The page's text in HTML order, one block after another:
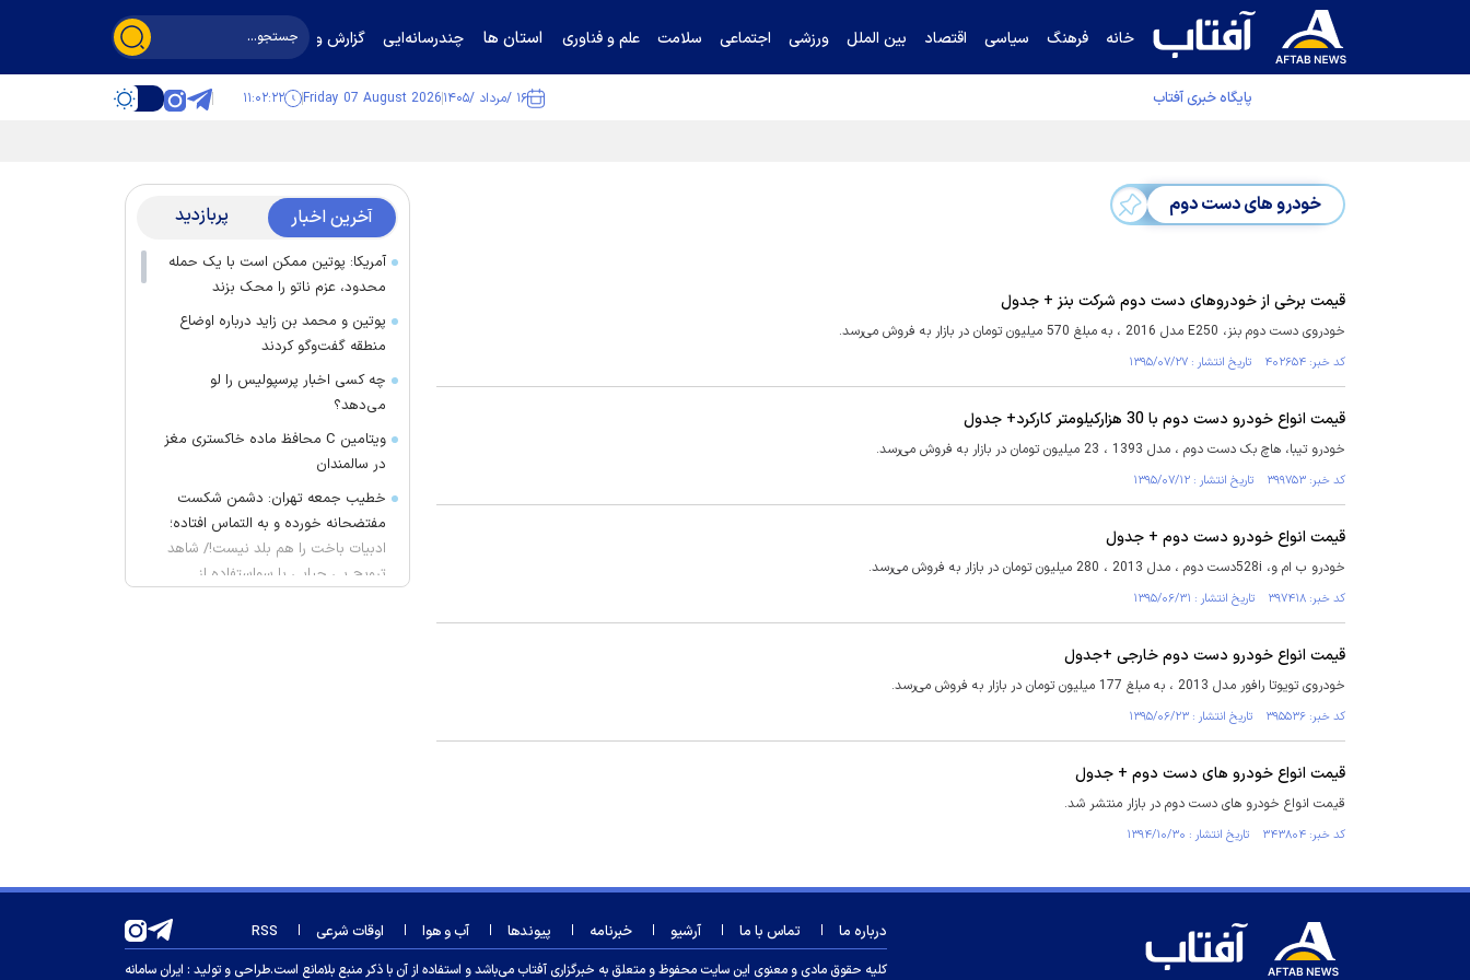
خانه فرهنگ سیاسی اقتصاد بین الملل ورزشی اجتماعی سلامت علم و فناوری استان ها چندرسانه‌ایی گزارش و گفت‌وگو
پایگاه خبری آفتاب ۱۶ /مرداد /۱۴۰۵ Friday 07 August 2026 ۱۱:۰۲:۲۲
خودرو های دست دوم
قیمت برخی از خودروهای دست دوم شرکت بنز + جدول
خودروی دست دوم بنز، E250 مدل 2016 ، به مبلغ 570 میلیون تومان در بازار به فروش می‌رسد.
کد خبر: ۴۰۲۶۵۴ تاریخ انتشار : ۱۳۹۵/۰۷/۲۷
قیمت انواع خودرو دست دوم با 30 هزارکیلومتر کارکرد+ جدول
خودرو تیبا، هاچ بک دست دوم ، مدل 1393 ، 23 میلیون تومان در بازار به فروش می‌رسد.
کد خبر: ۳۹۹۷۵۳ تاریخ انتشار : ۱۳۹۵/۰۷/۱۲
قیمت انواع خودرو دست دوم + جدول
خودرو ب ام و، 528iدست دوم ، مدل 2013 ، 280 میلیون تومان در بازار به فروش می‌رسد.
کد خبر: ۳۹۷۴۱۸ تاریخ انتشار : ۱۳۹۵/۰۶/۳۱
قیمت انواع خودرو دست دوم خارجی +جدول
خودروی تویوتا رافور مدل 2013 ، به مبلغ 177 میلیون تومان در بازار به فروش می‌رسد.
کد خبر: ۳۹۵۵۳۶ تاریخ انتشار : ۱۳۹۵/۰۶/۲۳
قیمت انواع خودرو های دست دوم + جدول
قیمت انواع خودرو های دست دوم در بازار منتشر شد.
کد خبر: ۳۴۳۸۰۴ تاریخ انتشار : ۱۳۹۴/۱۰/۳۰
آخرین اخبار پربازدید
آمریکا: پوتین ممکن است با یک حمله
محدود، عزم ناتو را محک بزند
پوتین و محمد بن زاید درباره اوضاع
منطقه گفت‌وگو کردند
چه کسی اخبار پرسپولیس را لو
می‌دهد؟
ویتامین C محافظ ماده خاکستری مغز
در سالمندان
خطیب جمعه تهران: دشمن شکست
مفتضحانه خورده و به التماس افتاده؛
ادبیات باخت را هم بلد نیست!/ شاهد
ترویج بی حیایی با سواستفاده از
تا اواسط هفته آینده
محسن رضایی دبیر شورای عالی امنیت
ملی شد؟
درباره ما تماس با ما آرشیو خبرنامه پیوندها آب و هوا اوقات شرعی RSS
کلیه حقوق مادی و معنوی این سایت محفوظ و متعلق به خبرگزاری آفتاب می‌باشد و استفاده از آن با ذکر منبع بلامانع است.طراحی و تولید : ایران سامانه